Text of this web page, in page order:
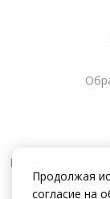
Не получается
Информация на
Продолжая
согласие на